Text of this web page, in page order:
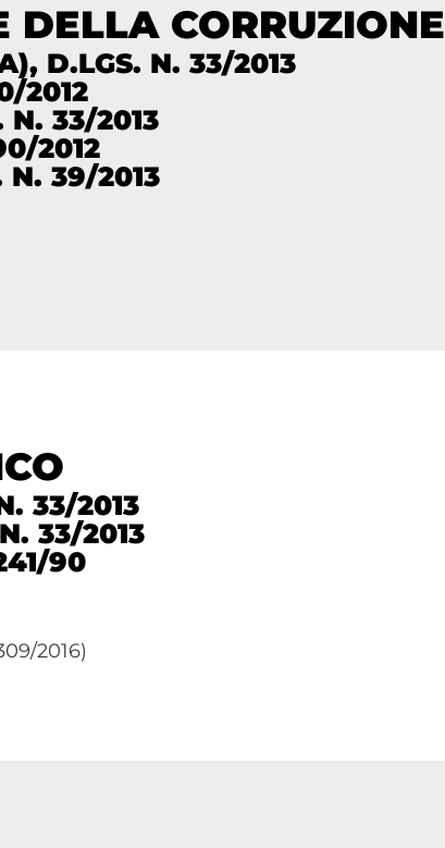
DELLA CORRUZIONE
D.LGS. N. 33/2013
2012
N. 33/2013
2012
N. 39/2013
33/2013
33/2013
90
2016)